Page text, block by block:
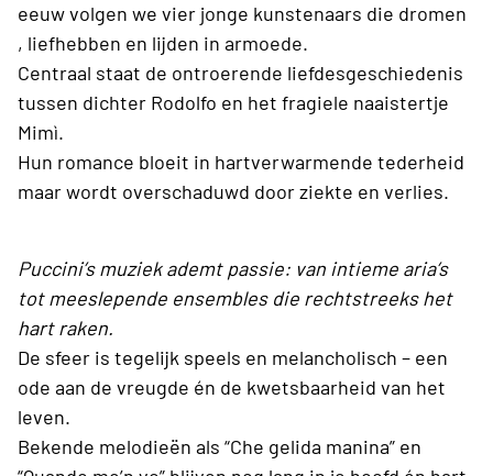
eeuw volgen we vier jonge kunstenaars die dromen
, liefhebben en lijden in armoede.
Centraal staat de ontroerende liefdesgeschiedenis
tussen dichter Rodolfo en het fragiele naaistertje
Mimì.
Hun romance bloeit in hartverwarmende tederheid
maar wordt overschaduwd door ziekte en verlies.
Puccini’s muziek ademt passie: van intieme aria’s
tot meeslepende ensembles die rechtstreeks het
hart raken.
De sfeer is tegelijk speels en melancholisch – een
ode aan de vreugde én de kwetsbaarheid van het
leven.
Bekende melodieën als “Che gelida manina” en